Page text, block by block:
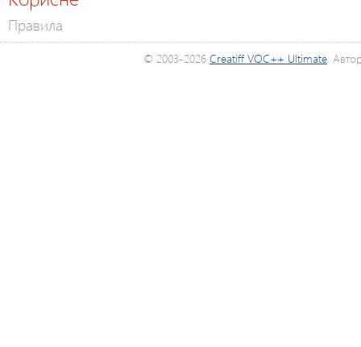
Правила
© 2003-2026 Creatiff VOC++ Ultimate.